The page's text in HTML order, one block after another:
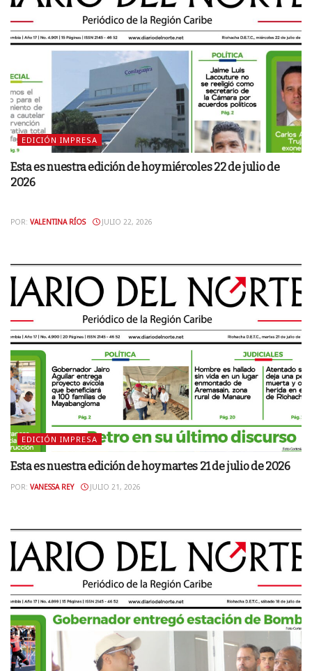
EDICIÓN IMPRESA
Esta es nuestra edición de hoy miércoles 22 de julio de
2026
POR: VALENTINA RÍOS JULIO 22, 2026
EDICIÓN IMPRESA
Esta es nuestra edición de hoy martes 21 de julio de 2026
POR: VANESSA REY JULIO 21, 2026